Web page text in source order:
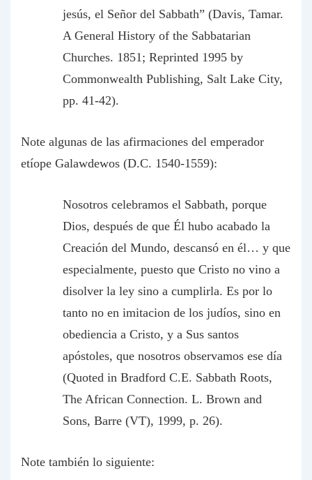
jesús, el Señor del Sabbath” (Davis, Tamar.
A General History of the Sabbatarian
Churches. 1851; Reprinted 1995 by
Commonwealth Publishing, Salt Lake City,
pp. 41-42).
Note algunas de las afirmaciones del emperador
etíope Galawdewos (D.C. 1540-1559):
Nosotros celebramos el Sabbath, porque
Dios, después de que Él hubo acabado la
Creación del Mundo, descansó en él… y que
especialmente, puesto que Cristo no vino a
disolver la ley sino a cumplirla. Es por lo
tanto no en imitacion de los judíos, sino en
obediencia a Cristo, y a Sus santos
apóstoles, que nosotros observamos ese día
(Quoted in Bradford C.E. Sabbath Roots,
The African Connection. L. Brown and
Sons, Barre (VT), 1999, p. 26).
Note también lo siguiente: